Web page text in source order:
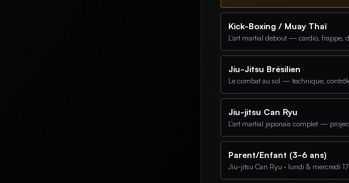
Kick-Boxing / Muay Thaï
L'art martial debout — cardio, frappe,
Jiu-Jitsu Brésilien
Le combat au sol — technique,
Jiu-jitsu Can Ryu
L'art martial japonais complet —
Parent/Enfant (3-6 ans)
Jiu-jitsu Can Ryu · lundi & mercredi